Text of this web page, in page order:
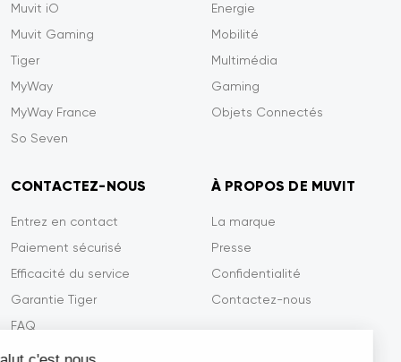
Muvit iO
Muvit Gaming
Tiger
MyWay
MyWay France
So Seven
Energie
Mobilité
Multimédia
Gaming
Objets Connectés
CONTACTEZ-NOUS
Entrez en contact
Paiement sécurisé
Efficacité du service
Garantie Tiger
FAQ
À PROPOS DE MUVIT
La marque
Presse
Confidentialité
Contactez-nous